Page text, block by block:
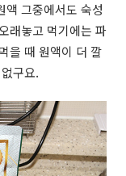
액 그중에서도 숙성
래놓고 먹기에는 파
을 때 원액이 더 깔
구요.